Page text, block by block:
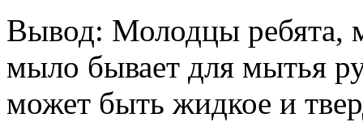
Вывод: Молодцы ребята,
мыло бывает для мытья
может быть жидкое и